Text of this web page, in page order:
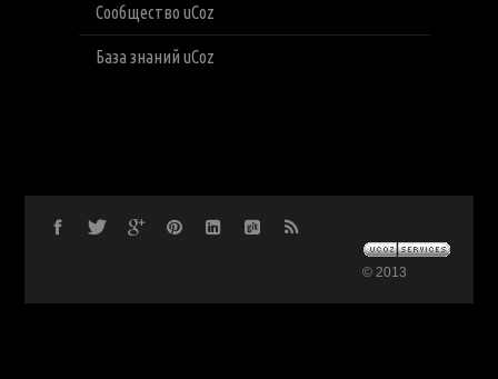
Сообщество uCoz
База знаний uCoz
© 2013